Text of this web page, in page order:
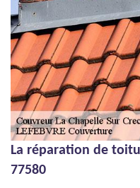
La réparation de
77580